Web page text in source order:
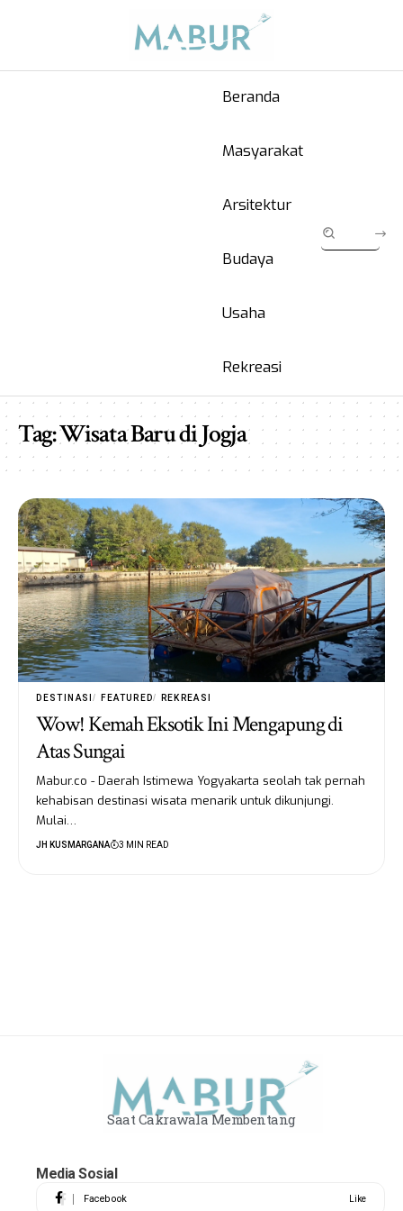
Beranda
Masyarakat
Arsitektur
Budaya
Usaha
Rekreasi
Tag:Wisata Baru di Jogja
DESTINASI FEATURED REKREASI
Wow! Kemah Eksotik Ini Mengapung di
Atas Sungai
Mabur.co - Daerah Istimewa Yogyakarta seolah tak pernah
kehabisan destinasi wisata menarik untuk dikunjungi.
Mulai…
JH KUSMARGANA 3 MIN READ
Saat Cakrawala Membentang
Media Sosial
Facebook Like